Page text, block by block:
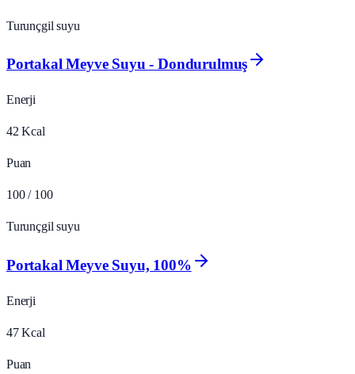
Turunçgil suyu
Portakal Meyve Suyu - Dondurulmuş
Enerji
42 Kcal
Puan
100 / 100
Turunçgil suyu
Portakal Meyve Suyu, 100%
Enerji
47 Kcal
Puan